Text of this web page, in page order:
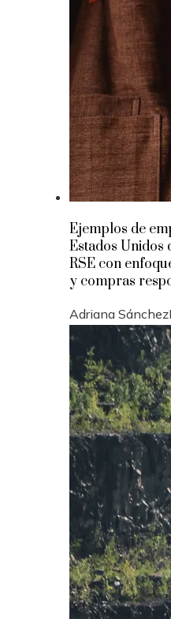
Ejemplos de
Estados Unidos
RSE con
y compras
Adriana Sánchez